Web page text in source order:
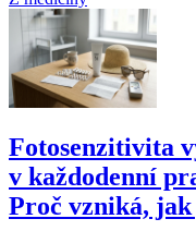
Fotosenzitivita
v každodenní
Proč vzniká, jak